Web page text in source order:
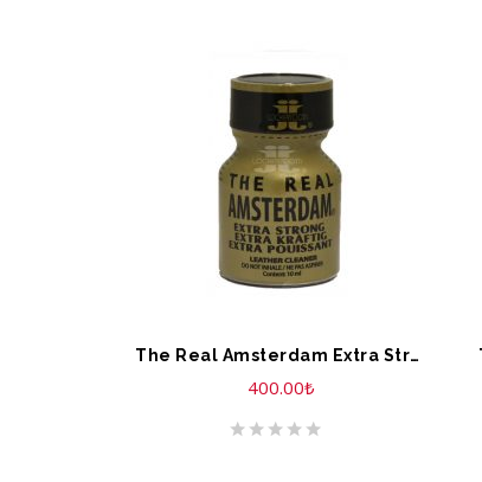
SEPETE EKLE The Real Amsterdam Extra Strong 10ml EU
400.00₺